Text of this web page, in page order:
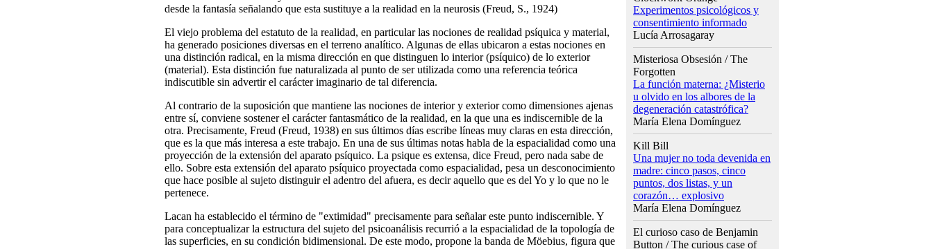
desde la fantasía señalando que esta sustituye a la realidad en la neurosis (Freud, S., 1924)
El viejo problema del estatuto de la realidad, en particular las nociones de realidad psíquica y material,
ha generado posiciones diversas en el terreno analítico. Algunas de ellas ubicaron a estas nociones en
una distinción radical, en la misma dirección en que distinguen lo interior (psíquico) de lo exterior
(material). Esta distinción fue naturalizada al punto de ser utilizada como una referencia teórica
indiscutible sin advertir el carácter imaginario de tal diferencia.
Al contrario de la suposición que mantiene las nociones de interior y exterior como dimensiones ajenas
entre sí, conviene sostener el carácter fantasmático de la realidad, en la que una es indiscernible de la
otra. Precisamente, Freud (Freud, 1938) en sus últimos días escribe líneas muy claras en esta dirección,
que es la que más interesa a este trabajo. En una de sus últimas notas habla de la espacialidad como una
proyección de la extensión del aparato psíquico. La psique es extensa, dice Freud, pero nada sabe de
ello. Sobre esta extensión del aparato psíquico proyectada como espacialidad, pesa un desconocimiento
que hace posible al sujeto distinguir el adentro del afuera, es decir aquello que es del Yo y lo que no le
pertenece.
Lacan ha establecido el término de "extimidad" precisamente para señalar este punto indiscernible. Y
para conceptualizar la estructura del sujeto del psicoanálisis recurrió a la espacialidad de la topología de
las superficies, en su condición bidimensional. De este modo, propone la banda de Möebius, figura que
Experimentos psicológicos y
consentimiento informado
Lucía Arrosagaray
Misteriosa Obsesión / The
Forgotten
La función materna: ¿Misterio
u olvido en los albores de la
degeneración catastrófica?
María Elena Domínguez
Kill Bill
Una mujer no toda devenida en
madre: cinco pasos, cinco
puntos, dos listas, y un
corazón… explosivo
María Elena Domínguez
El curioso caso de Benjamin
Button / The curious case of